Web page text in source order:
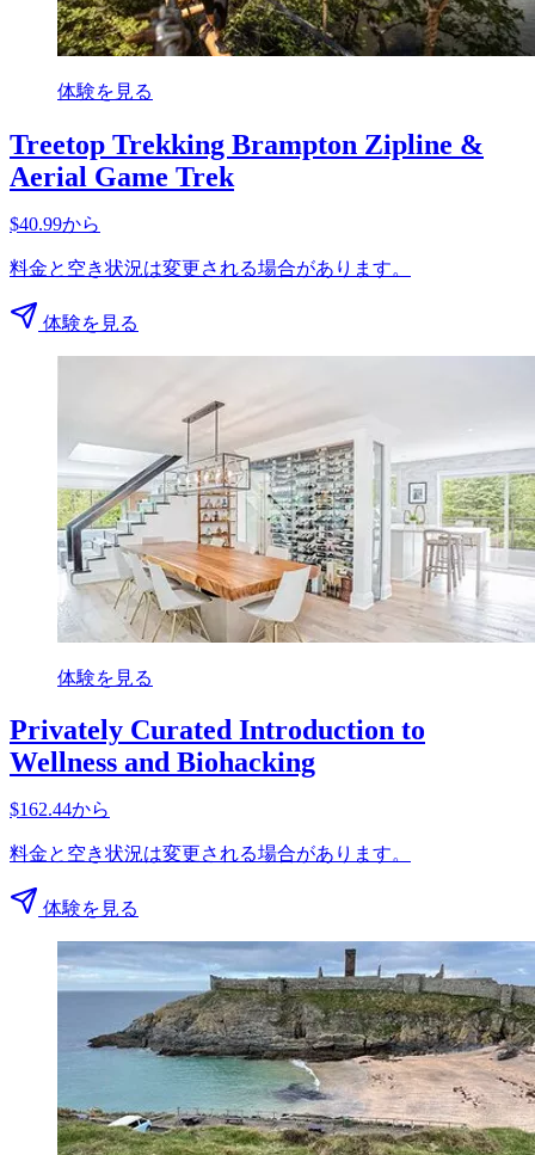
体験を見る
Treetop Trekking Brampton Zipline &
Aerial Game Trek
$40.99から
料金と空き状況は変更される場合があります。
体験を見る
体験を見る
Privately Curated Introduction to
Wellness and Biohacking
$162.44から
料金と空き状況は変更される場合があります。
体験を見る